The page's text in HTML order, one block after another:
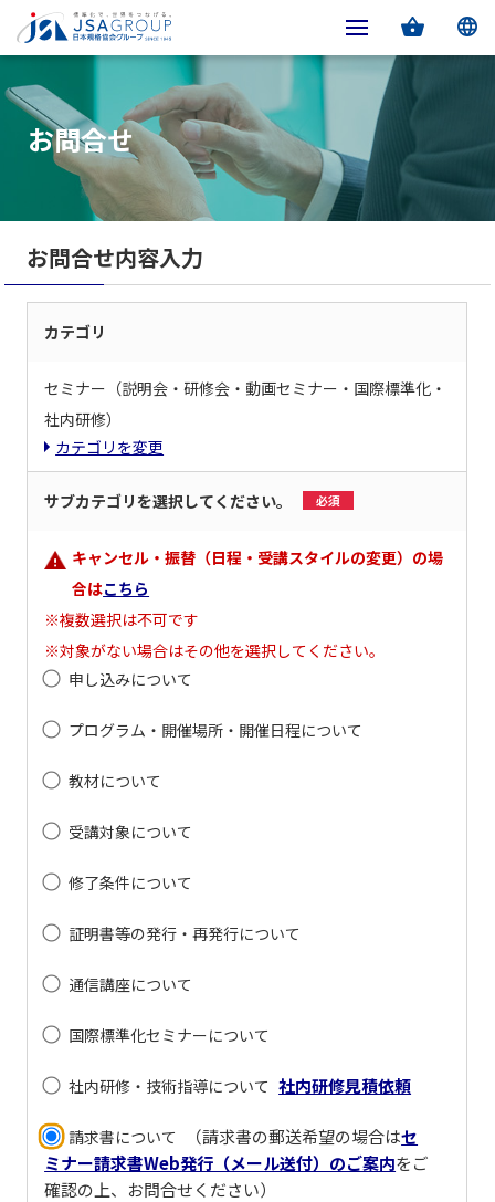
お問合せ
お問合せ内容入力
カテゴリ
セミナー（説明会・研修会・動画セミナー・国際標準化・
社内研修）
カテゴリを変更
サブカテゴリを選択してください。 必須
キャンセル・振替（日程・受講スタイルの変更）の場
合はこちら
※複数選択は不可です
※対象がない場合はその他を選択してください。
申し込みについて
プログラム・開催場所・開催日程について
教材について
受講対象について
修了条件について
証明書等の発行・再発行について
通信講座について
国際標準化セミナーについて
社内研修・技術指導について 社内研修見積依頼
請求書について （請求書の郵送希望の場合はセ
ミナー請求書Web発行（メール送付）のご案内をご
確認の上、お問合せください）